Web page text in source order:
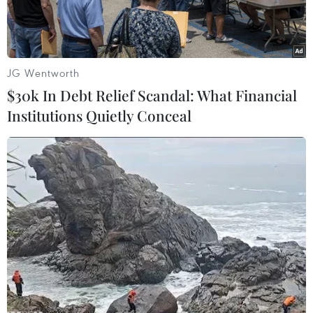
gia Costa Rica (ICE)đã bị tin tặc tấn công từ tối
30/9 và cho đến chiều 1/10.
Lực luợng an ninh mạng vẫn chưa tìm ra
Phát biểu trên đài phát thanh ADN, người phát
ngôn của ICE, ông Elberth Durancho biết hiện
tượng chung là sau khi các thuê bao vào mạng,
cấu hình của máy trởnên dị dạng, modem bị vô
hiệu hóa và hệ điều hành chết cứng.
Điều đáng chú ý nhất là sự cố diễn ra trong bối
cảnh quốc gia Trung Mỹ nàyquyết định cho
phép Công ty quốc doanh Tuyo Movil và các
doanh nghiệp Telefonicacủa Tây Ban Nha và
JG Wentworth
$30k In Debt Relief Scandal: What Financial
Institutions Quietly Conceal